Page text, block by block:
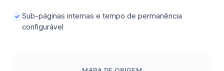
✓ Sub-páginas internas e tempo de permanência
configurável